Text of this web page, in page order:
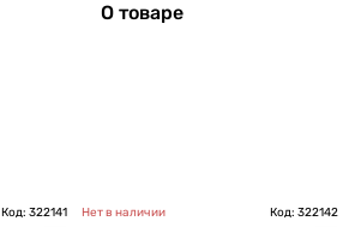
О товаре
Код: 322141 Нет в наличии Код: 322142